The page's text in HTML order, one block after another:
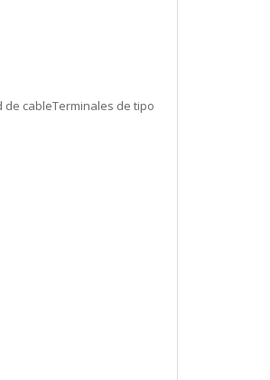
de cableTerminales de tipo